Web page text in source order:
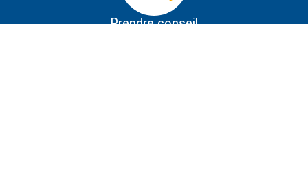
Prendre conseil